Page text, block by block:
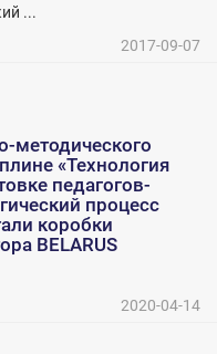
...
2017-09-07
методического
«Технология
педагогов-
процесс
коробки
BELARUS
2020-04-14